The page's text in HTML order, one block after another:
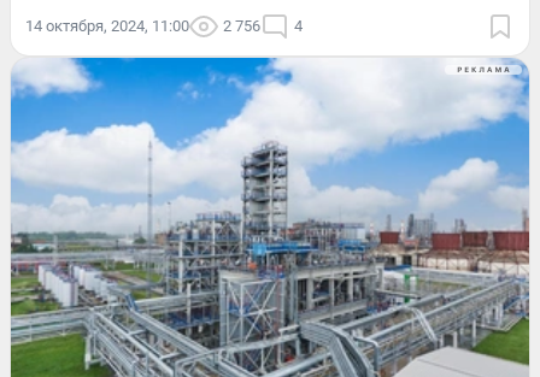
14 октября, 2024, 11:00 2 756 4